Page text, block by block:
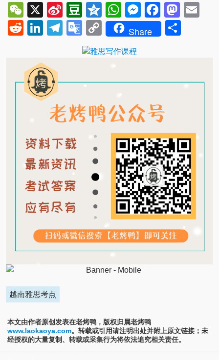
WeChat
X Sina
Weibo
Douban
Qzone
WhatsApp
Messenger
Reddit
LinkedIn
Telegram
Google
Translate
Copy
Link
Share
越南雅思考点
本文由作者原创发表在老烤鸭，版权归属老烤鸭
www.laokaoya.com。转载或引用请注明出处并附上原文链接；未
经授权的大量复制、转载或采集行为将依法追究相关责任。